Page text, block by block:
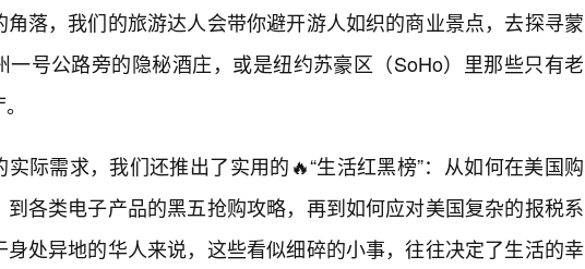
落，我们的旅游达人会带你避开游人如织的商业景点，去探寻蒙
一号公路旁的隐秘酒庄，或是纽约苏豪区（SoHo）里那些只有老
际需求，我们还推出了实用的🔥“生活红黑榜”：从如何在美国购
各类电子产品的黑五抢购攻略，再到如何应对美国复杂的报税系
处异地的华人来说，这些看似细碎的小事，往往决定了生活的幸